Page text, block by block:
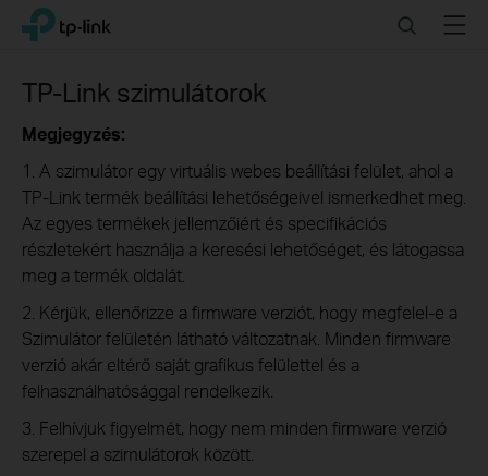
Click
the
navigation
TP-Link, Reliably Smart SearchMenu
TP-Link szimulátorok
Megjegyzés:
1. A szimulátor egy virtuális webes beállítási felület, ahol a
TP-Link termék beállítási lehetőségeivel ismerkedhet meg.
Az egyes termékek jellemzőiért és specifikációs
részletekért használja a keresési lehetőséget, és látogassa
meg a termék oldalát.
2. Kérjük, ellenőrizze a firmware verziót, hogy megfelel-e a
Szimulátor felületén látható változatnak. Minden firmware
verzió akár eltérő saját grafikus felülettel és a
felhasználhatósággal rendelkezik.
3. Felhívjuk figyelmét, hogy nem minden firmware verzió
szerepel a szimulátorok között.